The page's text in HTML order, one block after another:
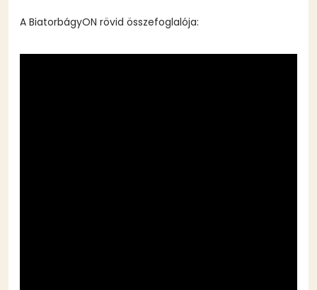
A BiatorbágyON rövid összefoglalója: